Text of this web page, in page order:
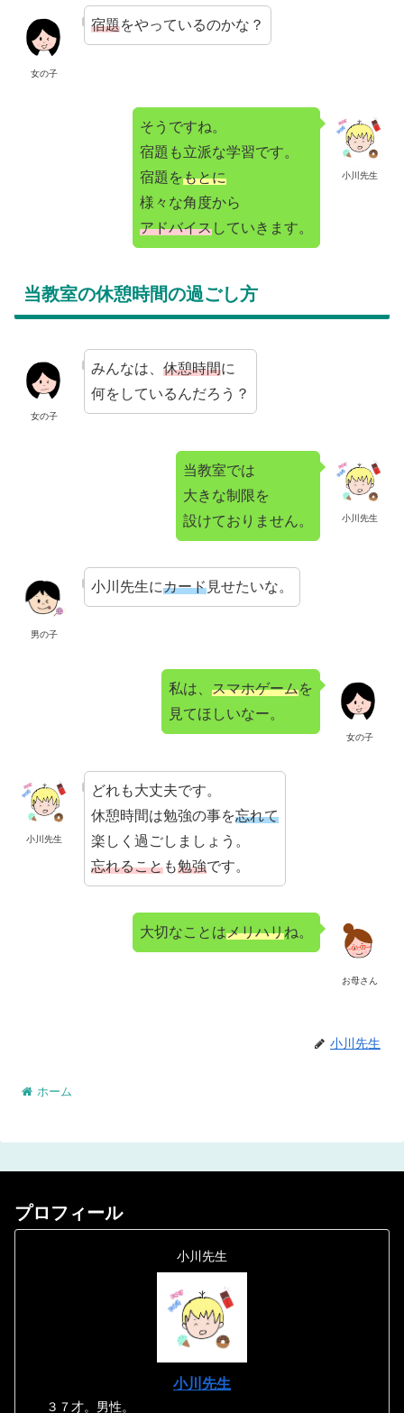
女の子
宿題をやっているのかな？
小川先生
そうですね。
宿題も立派な学習です。
宿題をもとに
様々な角度から
アドバイスしていきます。
当教室の休憩時間の過ごし方
女の子
みんなは、 休憩時間に
何をしているんだろう？
小川先生
当教室では
大きな制限を
設けておりません。
男の子
小川先生にカード見せたいな。
女の子
私は、スマホゲームを
見てほしいなー。
小川先生
どれも大丈夫です。
休憩時間は勉強の事を忘れて
楽しく過ごしましょう。
忘れることも勉強です。
お母さん
大切なことはメリハリね。
小川先生
ホーム
プロフィール
小川先生
小川先生
３７才。男性。